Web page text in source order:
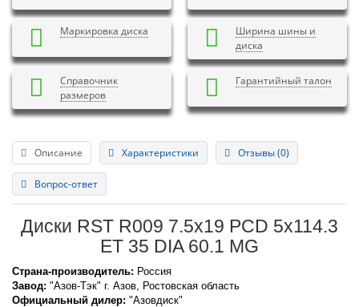
Маркировка диска
Ширина шины и
диска
Справочник
размеров
Гарантийный талон
Описание Характеристики Отзывы (0)
Вопрос-ответ
Диски RST R009 7.5x19 PCD 5x114.3
ET 35 DIA 60.1 MG
Страна-производитель: Россия
Завод: "Азов-Тэк" г. Азов, Ростовская область
Официальный дилер: "Азовдиск"